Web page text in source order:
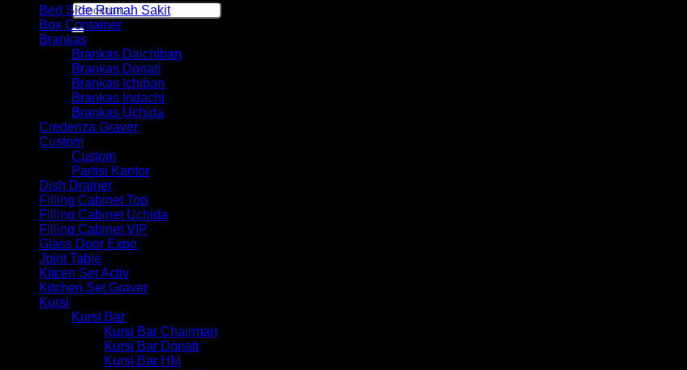
Pencarian
untuk:
Bed Side Rumah Sakit
Box Container
Brankas
Brankas Daichiban
Brankas Donati
Brankas Ichiban
Brankas Indachi
Brankas Uchida
Credenza Graver
Custom
Custom
Partisi Kantor
Dish Drainer
Filling Cabinet Top
Filling Cabinet Uchida
Filling Cabinet VIP
Glass Door Expo
Joint Table
Kitcen Set Activ
Kitchen Set Graver
Kursi
Kursi Bar
Kursi Bar Chairman
Kursi Bar Donati
Kursi Bar HM